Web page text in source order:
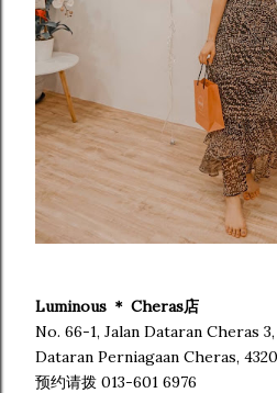
Luminous ＊ Cheras店
No. 66-1, Jalan Dataran Cheras 3,
Dataran Perniagaan Cheras,
预约请拨 013-601 6976